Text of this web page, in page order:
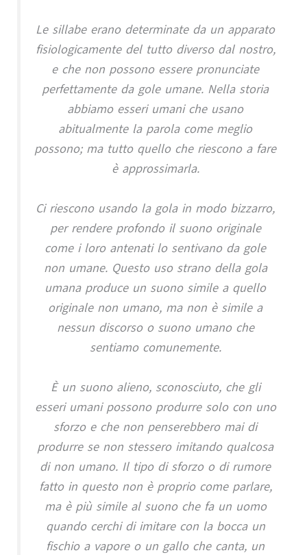
Le sillabe erano determinate da un apparato
fisiologicamente del tutto diverso dal nostro,
e che non possono essere pronunciate
perfettamente da gole umane. Nella storia
abbiamo esseri umani che usano
abitualmente la parola come meglio
possono; ma tutto quello che riescono a fare
è approssimarla.
Ci riescono usando la gola in modo bizzarro,
per rendere profondo il suono originale
come i loro antenati lo sentivano da gole
non umane. Questo uso strano della gola
umana produce un suono simile a quello
originale non umano, ma non è simile a
nessun discorso o suono umano che
sentiamo comunemente.
È un suono alieno, sconosciuto, che gli
esseri umani possono produrre solo con uno
sforzo e che non penserebbero mai di
produrre se non stessero imitando qualcosa
di non umano. Il tipo di sforzo o di rumore
fatto in questo non è proprio come parlare,
ma è più simile al suono che fa un uomo
quando cerchi di imitare con la bocca un
fischio a vapore o un gallo che canta, un